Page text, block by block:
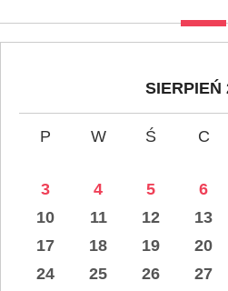
SIERPIEŃ
P W Ś C
3
4 5 6
10
11 12 13
17
18 19 20
24
25 26 27